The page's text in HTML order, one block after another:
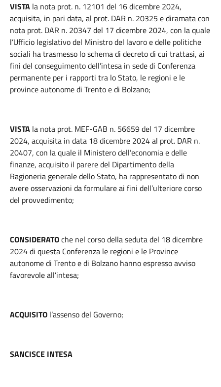
VISTA la nota prot. n. 12101 del 16 dicembre 2024,
acquisita, in pari data, al prot. DAR n. 20325 e diramata con
nota prot. DAR n. 20347 del 17 dicembre 2024, con la quale
l’Ufficio legislativo del Ministro del lavoro e delle politiche
sociali ha trasmesso lo schema di decreto di cui trattasi, ai
fini del conseguimento dell’intesa in sede di Conferenza
permanente per i rapporti tra lo Stato, le regioni e le
province autonome di Trento e di Bolzano;
VISTA la nota prot. MEF-GAB n. 56659 del 17 dicembre
2024, acquisita in data 18 dicembre 2024 al prot. DAR n.
20407, con la quale il Ministero dell’economia e delle
finanze, acquisito il parere del Dipartimento della
Ragioneria generale dello Stato, ha rappresentato di non
avere osservazioni da formulare ai fini dell’ulteriore corso
del provvedimento;
CONSIDERATOche nel corso della seduta del 18 dicembre
2024 di questa Conferenza le regioni e le Province
autonome di Trento e di Bolzano hanno espresso avviso
favorevole all’intesa;
ACQUISITO l’assenso del Governo;
SANCISCE INTESA